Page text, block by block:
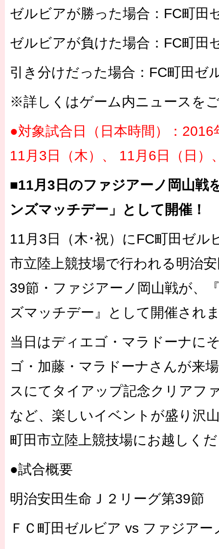
ゼルビアが勝った場合：FC町田
ゼルビアが負けた場合：FC町田
引き分けだった場合：FC町田ゼ
※詳しくはゲーム内ニュースを
●対象試合日（日本時間）：
11月3日（木）、 11月6日（日）
■11月3日のファジアーノ岡山戦
ンズマッチデー」として開催！
11月3日（木･祝）にFC町田ゼル
市立陸上競技場で行われる明治
39節・ファジアーノ岡山戦が、
ズマッチデー』として開催され
当日はディエゴ・マラドーナに
ゴ・加藤・マラドーナさんが来
スにてタイアップ記念クリアフ
など、楽しいイベントが盛り沢
町田市立陸上競技場にお越しく
●試合概要
明治安田生命Ｊ２リーグ第39節
ＦＣ町田ゼルビア vs ファジアー